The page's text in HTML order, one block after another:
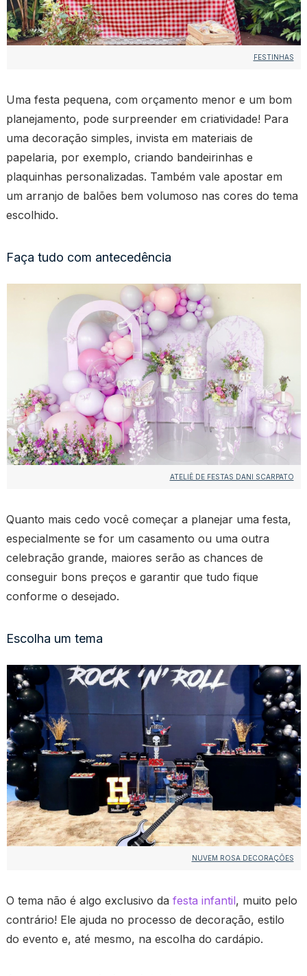
FESTINHAS
Uma festa pequena, com orçamento menor e um bom
planejamento, pode surpreender em criatividade! Para
uma decoração simples, invista em materiais de
papelaria, por exemplo, criando bandeirinhas e
plaquinhas personalizadas. Também vale apostar em
um arranjo de balões bem volumoso nas cores do tema
escolhido.
Faça tudo com antecedência
ATELIÊ DE FESTAS DANI SCARPATO
Quanto mais cedo você começar a planejar uma festa,
especialmente se for um casamento ou uma outra
celebração grande, maiores serão as chances de
conseguir bons preços e garantir que tudo fique
conforme o desejado.
Escolha um tema
NUVEM ROSA DECORAÇÕES
O tema não é algo exclusivo dafesta infantil, muito pelo
contrário! Ele ajuda no processo de decoração, estilo
do evento e, até mesmo, na escolha do cardápio.